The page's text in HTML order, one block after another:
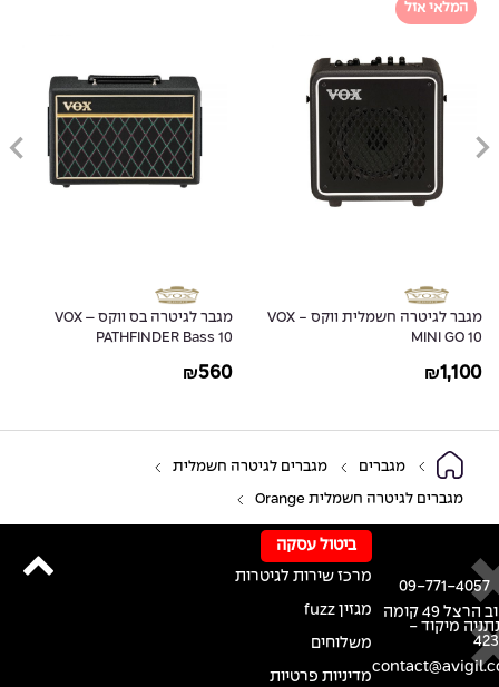
המלאי אזל
מגבר לגיטרה חשמלית ווקס - VOX
MINI GO 10
₪1,100
מגבר לגיטרה בס ווקס – VOX
PATHFINDER Bass 10
₪560
מגברים מגברים לגיטרה חשמלית
מגברים לגיטרה חשמלית Orange
רחוב הרצל 49 קומה
מיקוד -
09-771-4057
ביטול עסקה
מרכז שירות לגיטרות
מגזין fuzz
משלוחים
מדיניות פרטיות